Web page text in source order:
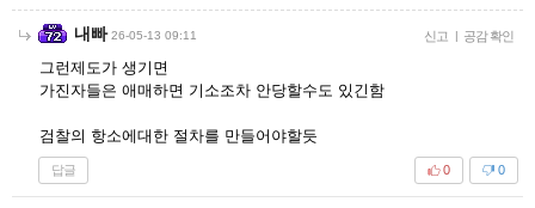
내빠 26-05-13 09:11 신고 | 공감 확인
그런제도가 생기면
가진자들은 애매하면 기소조차 안당할수도 있긴함
검찰의 항소에대한 절차를 만들어야할듯
답글 0
0